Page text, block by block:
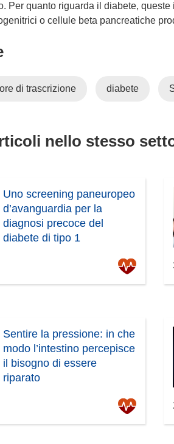
Per quanto riguarda il diabete,
o cellule beta pancreatiche
di trascrizione diabete
nello stesso
Uno screening paneuropeo
d’avanguardia per la
diagnosi precoce del
diabete di tipo 1
Sentire la pressione: in che
modo l’intestino percepisce
il bisogno di essere
riparato